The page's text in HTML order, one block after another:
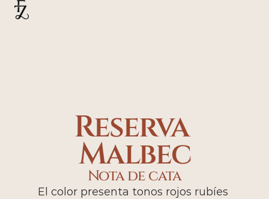
Reserva
Malbec
Nota de cata
El color presenta tonos rojos rubíes